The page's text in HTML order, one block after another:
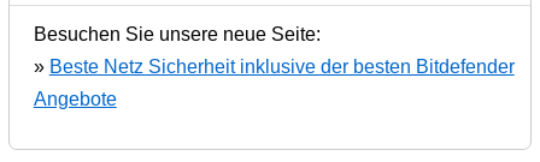
Besuchen Sie unsere neue Seite:
» Beste Netz Sicherheit inklusive der besten Bitdefender
Angebote